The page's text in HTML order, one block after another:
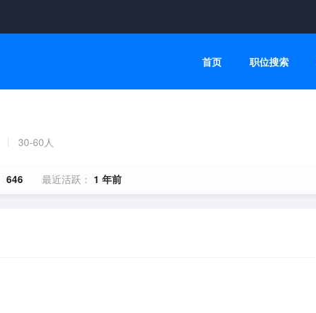
首页 职位搜索
30-60人
646 最近活跃： 1 年前